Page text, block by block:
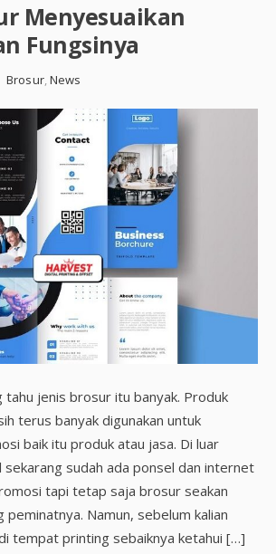
Menyesuaikan
Fungsinya
Brosur,News
tahu jenis brosur itu banyak. Produk
terus banyak digunakan untuk
baik itu produk atau jasa. Di luar
sekarang sudah ada ponsel dan internet
tapi tetap saja brosur seakan
peminatnya. Namun, sebelum kalian
tempat printing sebaiknya ketahui […]